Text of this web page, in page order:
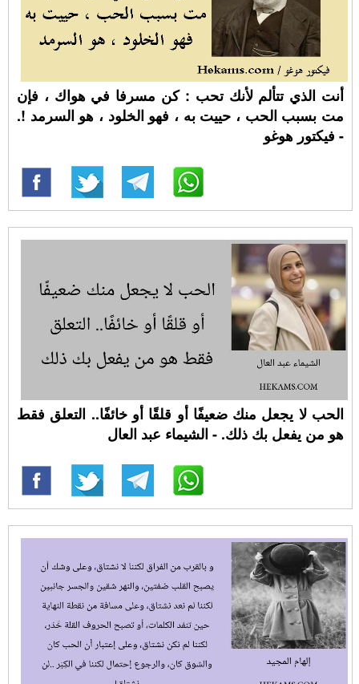
أنت الذي تتألم لأنك تحب : كن مسرفا في هواك ، فإن
مت بسبب الحب ، حييت به ، فهو الخلود ، هو السرمد !.
- فيكتور هوغو
الحب لا يجعل منك ضعيفًا أو قلقًا أو خائفًا.. التعلق فقط
هو من يفعل بك ذلك. - الشيماء عبد العال